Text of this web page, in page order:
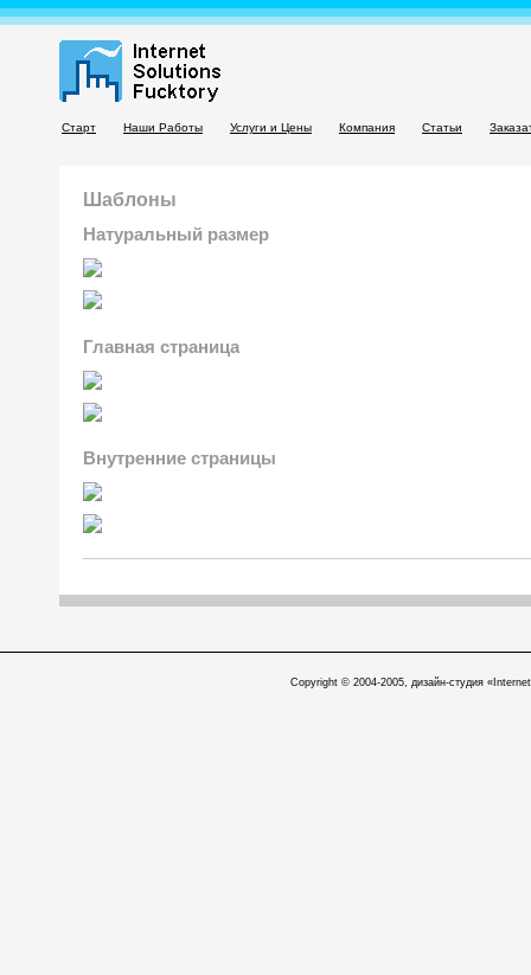
Старт Наши Работы Услуги и Цены Компания Статьи
Шаблоны
Натуральный размер
Главная страница
Внутренние страницы
Copyright © 2004-2005, дизайн-студия